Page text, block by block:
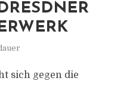
sich gegen die